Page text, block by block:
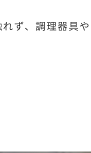
ず、調理器具